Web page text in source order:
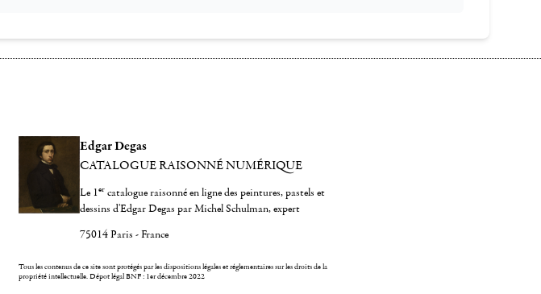
Edgar Degas
CATALOGUE RAISONNÉ NUMÉRIQUE
Le 1er catalogue raisonné en ligne des peintures, pastels et
dessins d'Edgar Degas par Michel Schulman, expert
75014 Paris - France
Tous les contenus de ce site sont protégés par les dispositions légales et réglementaires sur les droits de la
propriété intellectuelle.Dépot légal BNF : 1er décembre 2022